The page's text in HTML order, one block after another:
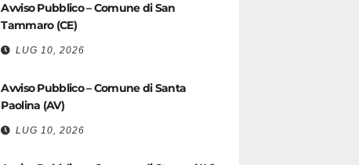
Avviso Pubblico – Comune di San
Tammaro (CE)
LUG 10, 2026
Avviso Pubblico – Comune di Santa
Paolina (AV)
LUG 10, 2026